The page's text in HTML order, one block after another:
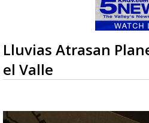
Lluvias Atrasan
el Valle